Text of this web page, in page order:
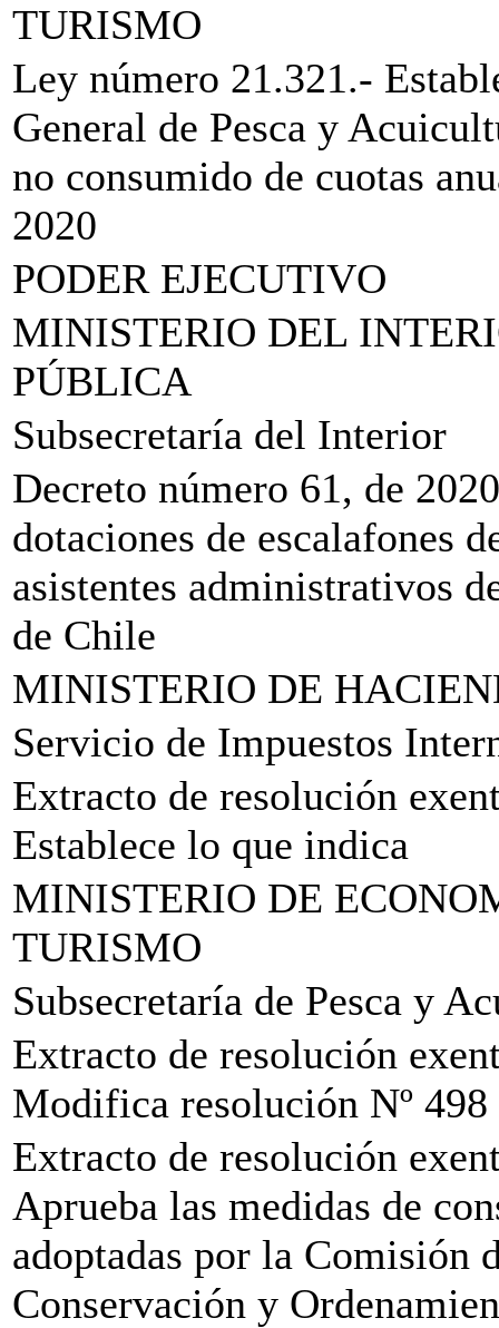
TURISMO
Ley número 21.321.-
General de Pesca y
no consumido de cuotas
2020
PODER EJECUTIVO
MINISTERIO DEL
PÚBLICA
Subsecretaría del Interior
Decreto número 61, de
dotaciones de escalafones
asistentes administrativos
de Chile
MINISTERIO DE
Servicio de Impuestos
Extracto de resolución
Establece lo que indica
MINISTERIO DE
TURISMO
Subsecretaría de Pesca y
Extracto de resolución
Modifica resolución Nº 498
Extracto de resolución
Aprueba las medidas de
adoptadas por la Comisión
Conservación y